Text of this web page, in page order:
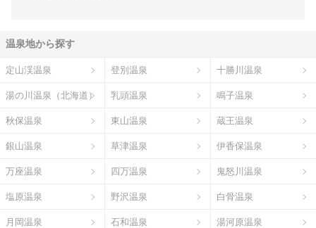
温泉地から探す
定山渓温泉 登別温泉 十勝川温泉
湯の川温泉（北海道） 乳頭温泉 鳴子温泉
秋保温泉 東山温泉 蔵王温泉
銀山温泉 草津温泉 伊香保温泉
万座温泉 四万温泉 鬼怒川温泉
塩原温泉 野沢温泉 白骨温泉
月岡温泉 石和温泉 湯河原温泉